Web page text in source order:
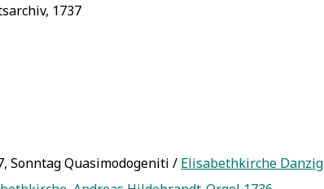
1737
Sonntag Quasimodogeniti / Elisabethkirche Danzig